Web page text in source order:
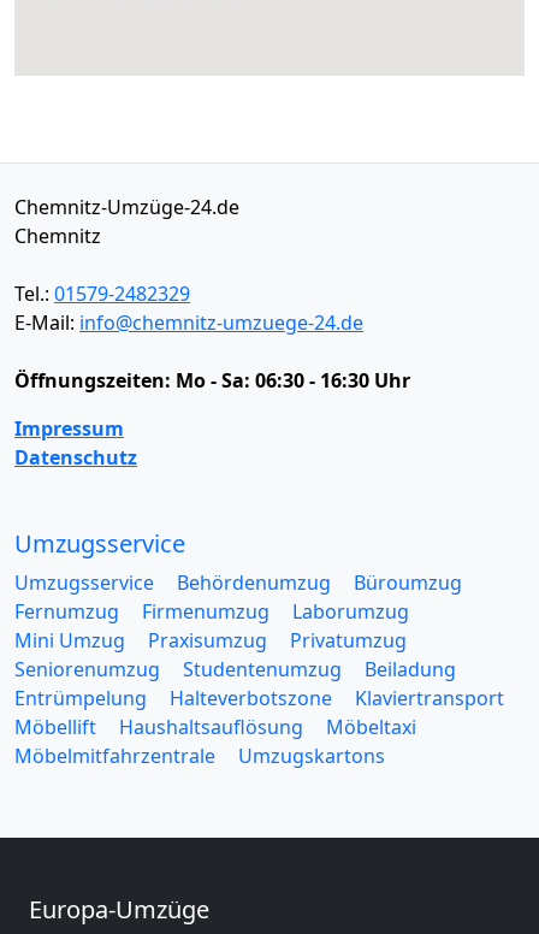
Chemnitz-Umzüge-24.de
Chemnitz
Tel.: 01579-2482329
E-Mail: info@chemnitz-umzuege-24.de
Öffnungszeiten: Mo - Sa: 06:30 - 16:30 Uhr
Impressum
Datenschutz
Umzugsservice
Umzugsservice Behördenumzug
Büroumzug
Fernumzug
Firmenumzug
Laborumzug
Mini Umzug
Praxisumzug
Privatumzug
Seniorenumzug
Studentenumzug
Beiladung
Entrümpelung
Halteverbotszone
Klaviertransport
Möbellift
Haushaltsauflösung
Möbeltaxi
Möbelmitfahrzentrale
Umzugskartons
Europa-Umzüge